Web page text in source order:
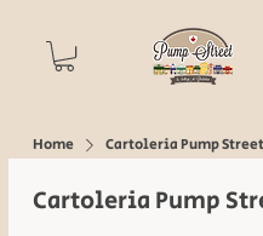
Home Cartoleria Pump Street
Cartoleria Pump